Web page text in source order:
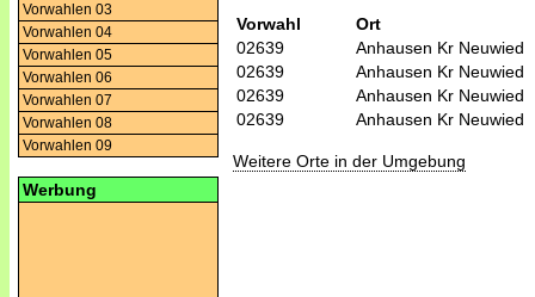
Vorwahlen 03
Vorwahlen 04
Vorwahlen 05
Vorwahlen 06
Vorwahlen 07
Vorwahlen 08
Vorwahlen 09
Werbung
Vorwahl
Ort
02639
Anhausen Kr Neuwied
02639
Anhausen Kr Neuwied
02639
Anhausen Kr Neuwied
02639
Anhausen Kr Neuwied
Weitere Orte in der Umgebung